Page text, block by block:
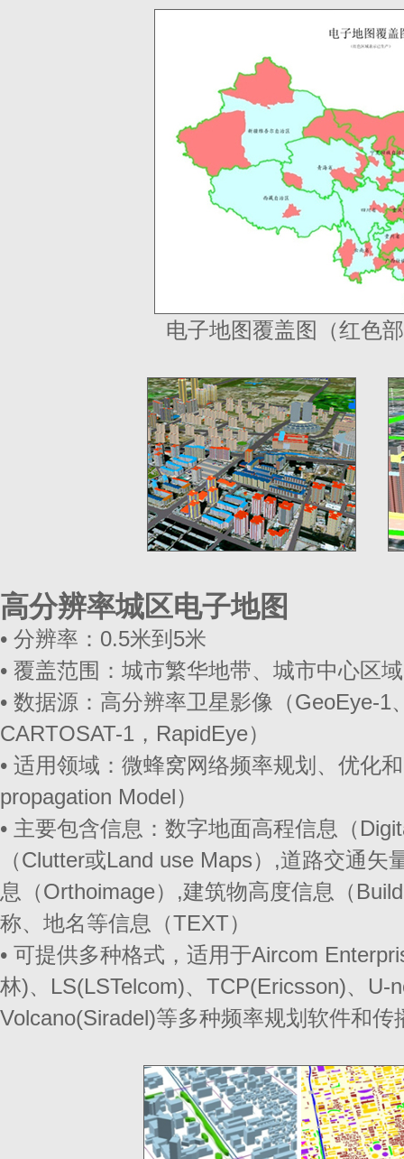
电子地图覆盖图（红色
高分辨率城区电子地图
• 分辨率：0.5米到5米
• 覆盖范围：城市繁华地带、城市中心区域
• 数据源：高分辨率卫星影像（GeoEye-
CARTOSAT-1，RapidEye）
• 适用领域：微蜂窝网络频率规划、优化
propagation Model）
• 主要包含信息：数字地面高程信息（
（Clutter或Land use Maps）,道路交通
息（Orthoimage）,建筑物高度信息（
称、地名等信息（TEXT）
• 可提供多种格式，适用于Aircom
林)、LS(LSTelcom)、TCP(Ericsson)、U-
Volcano(Siradel)等多种频率规划软件和传